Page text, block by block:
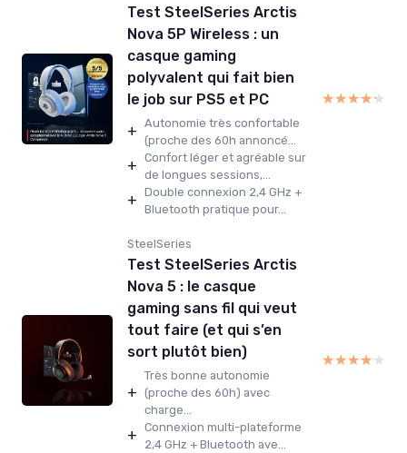
Test SteelSeries Arctis
Nova 5P Wireless : un
casque gaming
polyvalent qui fait bien
le job sur PS5 et PC
+ Autonomie très confortable
(proche des 60h annoncé...
+ Confort léger et agréable sur
de longues sessions,...
+ Double connexion 2,4 GHz +
Bluetooth pratique pour...
★★★★★
★★★★★
SteelSeries
Test SteelSeries Arctis
Nova 5 : le casque
gaming sans fil qui veut
tout faire (et qui s’en
sort plutôt bien)
+
Très bonne autonomie
(proche des 60h) avec
charge...
+ Connexion multi-plateforme
2,4 GHz + Bluetooth ave...
★★★★★
★★★★★